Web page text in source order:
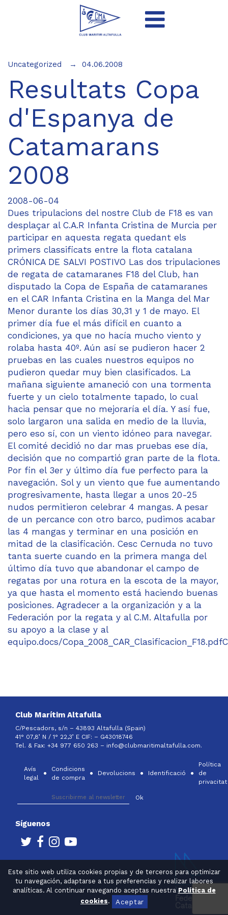
Este sitio web utiliza cookies propias y de terceros para optimizar
tu navegación, adaptarse a tus preferencias y realizar labores
analíticas. Al continuar navegando aceptas nuestra Política de
cookies. Aceptar
Uncategorized 04.06.2008
Resultats Copa
d'Espanya de
Catamarans
2008
2008-06-04
Dues tripulacions del nostre Club de F18 es van
desplaçar al C.A.R Infanta Cristina de Murcia per
participar en aquesta regata quedant els
primers classificats entre la flota catalana
CRÓNICA DE SALVI POSTIVO Las dos tripulaciones
de regata de catamaranes F18 del Club, han
disputado la Copa de España de catamaranes
en el CAR Infanta Cristina en la Manga del Mar
Menor durante los días 30,31 y 1 de mayo. El
primer día fue el más difícil en cuanto a
condiciones, ya que no hacía mucho viento y
rolaba hasta 40º. Aún así se pudieron hacer 2
pruebas en las cuales nuestros equipos no
pudieron quedar muy bien clasificados. La
mañana siguiente amaneció con una tormenta
fuerte y un cielo totalmente tapado, lo cual
hacia pensar que no mejoraría el día. Y así fue,
solo largaron una salida en medio de la lluvia,
pero eso sí, con un viento idóneo para navegar.
El comité decidió no dar mas pruebas ese día,
decisión que no compartió gran parte de la flota.
Por fin el 3er y último día fue perfecto para la
navegación. Sol y un viento que fue aumentando
progresivamente, hasta llegar a unos 20-25
nudos permitieron celebrar 4 mangas. A pesar
de un percance con otro barco, pudimos acabar
las 4 mangas y terminar en una posición en
mitad de la clasificación. Cesc Cernuda no tuvo
tanta suerte cuando en la primera manga del
último día tuvo que abandonar el campo de
regatas por una rotura en la escota de la mayor,
ya que hasta el momento está haciendo buenas
posiciones. Agradecer a la organización y a la
Federación por la regata y al C.M. Altafulla por
su apoyo a la clase y al
equipo.docs/
Club Marítim Altafulla
C/Pescadors, s/n – 43893 Altafulla (Spain)
41° 07,8’ N / 1° 22,3’ E CIF: – G43018746
Tel. & Fax: +34 977 650 263 – info@clubmaritimaltafulla.com.
Avís
legal
Condicions
de compra
Devolucions Identificació
Política
de
privacitat
Síguenos